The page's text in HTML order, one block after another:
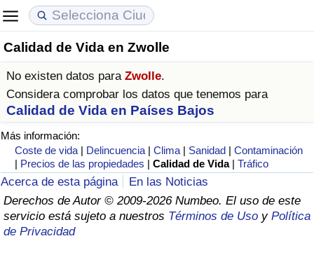
Calidad de Vida en Zwolle
No existen datos para Zwolle.
Considera comprobar los datos que tenemos para
Calidad de Vida en Países Bajos
Más información:
Coste de vida | Delincuencia |Clima | Sanidad |Contaminación
| Precios de las propiedades |Calidad de Vida |Tráfico
Acerca de esta página
En las Noticias
Derechos de Autor © 2009-2026 Numbeo. El uso de este
servicio está sujeto a nuestros Términos de Uso y Política
de Privacidad
Coste de vida
Índice de Costo de Vida (Actual)
Índice de Costo de Vida
Índice de costo de vida por país
en aqaba
Precios de las propiedades
Índice de Precios de Inmuebles (Actual)
Índice de Precios de Inmuebles
Índice de Precios de Inmuebles por País
Calidad de Vida
Índice de Calidad de Vida
Índice de Calidad de Vida (Actual)
Índice de calidad de vida por país
Delincuencia
Calificación del Índice de Criminalidad